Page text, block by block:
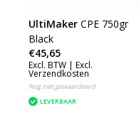
UltiMaker CPE 750gr
Black
€45,65
Excl. BTW | Excl.
Verzendkosten
Nog niet gewaardeerd
LEVERBAAR